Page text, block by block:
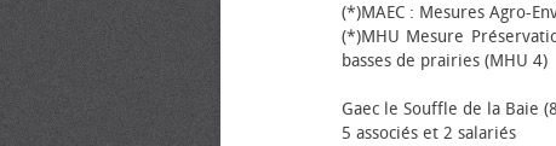
(*)MAEC : Mesures Agro-
(*)MHU Mesure
basses de prairies (MHU 4)
Gaec le Souffle de la Baie
5 associés et 2 salariés